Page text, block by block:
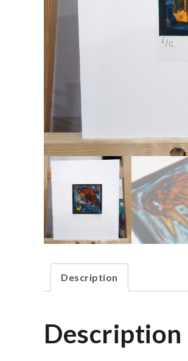
Description
Description